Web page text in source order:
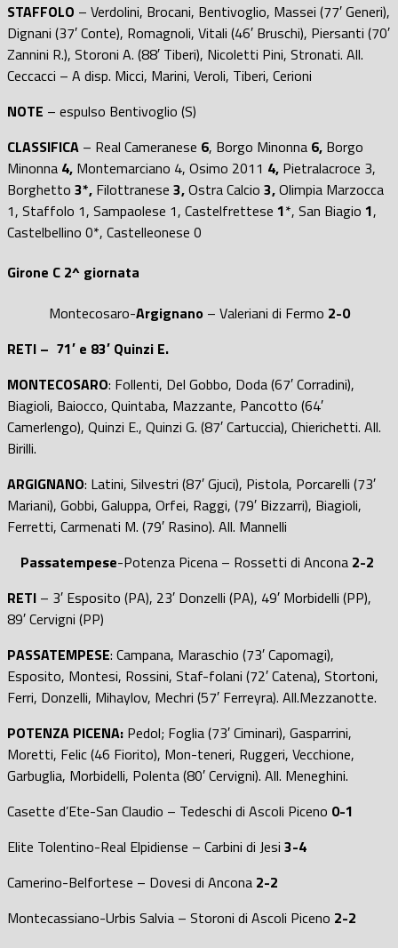
STAFFOLO – Verdolini, Brocani, Bentivoglio, Massei (77′ Generi),
Dignani (37′ Conte), Romagnoli, Vitali (46′ Bruschi), Piersanti (70′
Zannini R.), Storoni A. (88′ Tiberi), Nicoletti Pini, Stronati. All.
Ceccacci – A disp. Micci, Marini, Veroli, Tiberi, Cerioni
NOTE – espulso Bentivoglio (S)
CLASSIFICA – Real Cameranese 6, Borgo Minonna 6, Borgo
Minonna 4, Montemarciano 4, Osimo 2011 4, Pietralacroce 3,
Borghetto 3*, Filottranese 3,OstraCalcio 3,Olimpia Marzocca
1, Staffolo 1, Sampaolese 1, Castelfrettese 1*, San Biagio 1,
Castelbellino 0*, Castelleonese 0
Girone C 2^ giornata
Montecosaro-Argignano– Valeriani di Fermo 2-0
RETI – 71′ e 83′ Quinzi E.
MONTECOSARO: Follenti, Del Gobbo, Doda (67′ Corradini),
Biagioli, Baiocco, Quintaba, Mazzante, Pancotto (64′
Camerlengo), Quinzi E., Quinzi G. (87′ Cartuccia), Chierichetti. All.
Birilli.
ARGIGNANO: Latini, Silvestri (87′ Gjuci), Pistola, Porcarelli (73′
Mariani), Gobbi, Galuppa, Orfei, Raggi, (79′ Bizzarri), Biagioli,
Ferretti, Carmenati M. (79′ Rasino). All. Mannelli
Passatempese-Potenza Picena – Rossetti di Ancona 2-2
RETI – 3′ Esposito (PA), 23′ Donzelli (PA), 49′ Morbidelli (PP),
89′ Cervigni (PP)
PASSATEMPESE: Campana, Maraschio (73′ Capomagi),
Esposito, Montesi, Rossini, Staf-folani (72′ Catena), Stortoni,
Ferri, Donzelli, Mihaylov, Mechri (57′ Ferreyra). All.Mezzanotte.
POTENZA PICENA: Pedol; Foglia (73′ Ciminari), Gasparrini,
Moretti, Felic (46 Fiorito), Mon-teneri, Ruggeri, Vecchione,
Garbuglia, Morbidelli, Polenta (80′ Cervigni). All. Meneghini.
Casette d’Ete-San Claudio – Tedeschi di Ascoli Piceno 0-1
Elite Tolentino-Real Elpidiense – Carbini di Jesi 3-4
Camerino-Belfortese – Dovesi di Ancona 2-2
Montecassiano-Urbis Salvia – Storoni di Ascoli Piceno 2-2